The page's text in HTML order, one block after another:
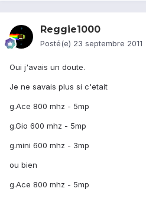
Reggie1000
Posté(e) 23 septembre 2011
Oui j'avais un doute.
Je ne savais plus si c'etait
g.Ace 800 mhz - 5mp
g.Gio 600 mhz - 5mp
g.mini 600 mhz - 3mp
ou bien
g.Ace 800 mhz - 5mp